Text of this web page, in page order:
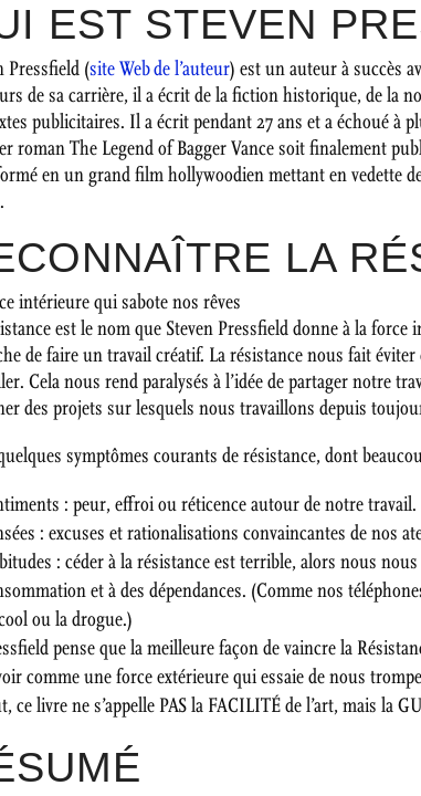
EST STEVEN
Pressfield (site Web de l’auteur) est un auteur à succès
de sa carrière, il a écrit de la fiction historique, de la
publicitaires. Il a écrit pendant 27 ans et a échoué à
roman The Legend of Bagger Vance soit finalement
en un grand film hollywoodien mettant en vedette
LA
intérieure qui sabote nos rêves
est le nom que Steven Pressfield donne à la
de faire un travail créatif. La résistance nous fait
Cela nous rend paralysés à l’idée de partager notre
des projets sur lesquels nous travaillons depuis
symptômes courants de résistance, dont
: peur, effroi ou réticence autour de notre travail.
: excuses et rationalisations convaincantes de nos
: céder à la résistance est terrible, alors nous
et à des dépendances. (Comme nos
ou la drogue.)
pense que la meilleure façon de vaincre la
comme une force extérieure qui essaie de nous
ce livre ne s’appelle PAS la FACILITÉ de l’art, mais la